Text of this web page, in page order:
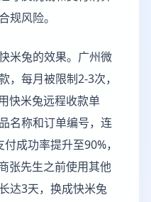
规风险。
米兔的效果。广州微
，每月被限制2-3次，
快米兔远程收款单
名称和订单编号，连
成功率提升至90%，
张先生之前使用其他
达3天，换成快米兔